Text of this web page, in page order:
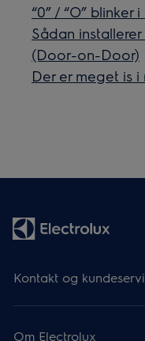
“0” / “O”
Sådan
(Door-on-Door)
Der er meget is i
Kontakt og
Om Electrolux